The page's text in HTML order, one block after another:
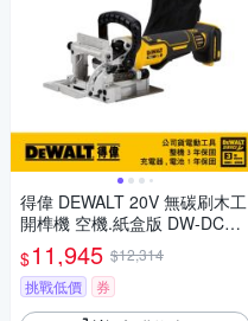
得偉 DEWALT 20V 無碳刷木工
開榫機 空機.紙盒版 DW-DCW6
82B 空機
$11,945 $12,314
挑戰低價
券